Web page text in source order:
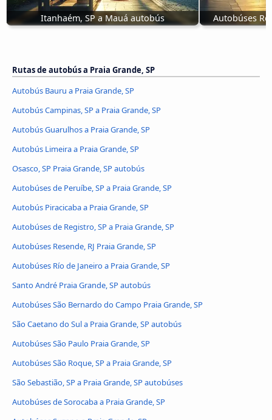
Itanhaém, SP a Mauá autobús Autobúses
Rutas de autobús a Praia Grande, SP
Autobús Bauru a Praia Grande, SP
Autobús Campinas, SP a Praia Grande, SP
Autobús Guarulhos a Praia Grande, SP
Autobús Limeira a Praia Grande, SP
Osasco, SP Praia Grande, SP autobús
Autobúses de Peruíbe, SP a Praia Grande, SP
Autobús Piracicaba a Praia Grande, SP
Autobúses de Registro, SP a Praia Grande, SP
Autobúses Resende, RJ Praia Grande, SP
Autobúses Río de Janeiro a Praia Grande, SP
Santo André Praia Grande, SP autobús
Autobúses São Bernardo do Campo Praia Grande, SP
São Caetano do Sul a Praia Grande, SP autobús
Autobúses São Paulo Praia Grande, SP
Autobúses São Roque, SP a Praia Grande, SP
São Sebastião, SP a Praia Grande, SP autobúses
Autobúses de Sorocaba a Praia Grande, SP